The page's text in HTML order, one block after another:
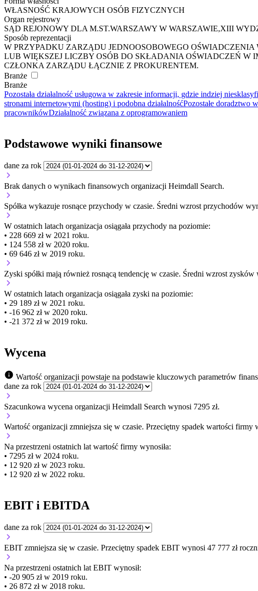
WŁASNOŚĆ KRAJOWYCH OSÓB FIZYCZNYCH
Organ rejestrowy
SĄD REJONOWY DLA M.ST.WARSZAWY W WARSZAWIE,XIII
Sposób reprezentacji
W PRZYPADKU ZARZĄDU JEDNOOSOBOWEGO
LUB WIĘKSZEJ LICZBY OSÓB DO SKŁADANIA OŚWIADCZEŃ
CZŁONKA ZARZĄDU ŁĄCZNIE Z PROKURENTEM.
Branże
Branże
Pozostała działalność usługowa w zakresie informacji, gdzie indziej
stronami internetowymi (hosting) i podobna działalnośćPozostałe doradztwo
pracownikówDziałalność związana z oprogramowaniem
Podstawowe wyniki finansowe
dane za rok
Brak danych o wynikach finansowych organizacji Heimdall Search.
Spółka wykazuje rosnące przychody w czasie. Średni wzrost przychodów
W ostatnich latach organizacja osiągała przychody na poziomie:
• 228 669 zł w 2021 roku.
• 124 558 zł w 2020 roku.
• 69 646 zł w 2019 roku.
Zyski spółki mają również rosnącą tendencję w czasie. Średni wzrost zysków
W ostatnich latach organizacja osiągała zyski na poziomie:
• 29 189 zł w 2021 roku.
• -16 962 zł w 2020 roku.
• -21 372 zł w 2019 roku.
Wycena
Wartość organizacji powstaje na podstawie kluczowych parametrów
dane za rok
Szacunkowa wycena organizacji Heimdall Search wynosi 7295 zł.
Wartość organizacji zmniejsza się w czasie. Przeciętny spadek wartości firmy
Na przestrzeni ostatnich lat wartość firmy wynosiła:
• 7295 zł w 2024 roku.
• 12 920 zł w 2023 roku.
• 12 920 zł w 2022 roku.
EBIT i EBITDA
dane za rok
EBIT zmniejsza się w czasie. Przeciętny spadek EBIT wynosi 47 777 zł
Na przestrzeni ostatnich lat EBIT wynosił:
• -20 905 zł w 2019 roku.
• 26 872 zł w 2018 roku.